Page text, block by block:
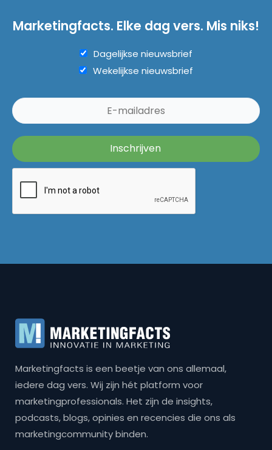
Marketingfacts. Elke dag vers. Mis niks!
Dagelijkse nieuwsbrief
Wekelijkse nieuwsbrief
Marketingfacts is een beetje van ons allemaal,
iedere dag vers. Wij zijn hét platform voor
marketingprofessionals. Het zijn de insights,
podcasts, blogs, opinies en recencies die ons als
marketingcommunity binden.